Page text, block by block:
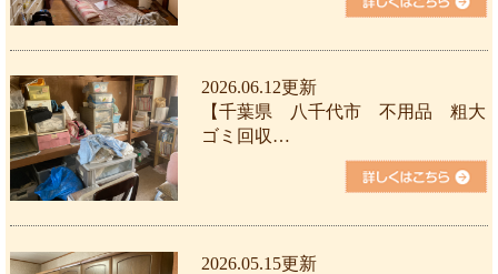
2026.06.12更新
【千葉県 八千代市 不用品 粗大
ゴミ回収…
2026.05.15更新